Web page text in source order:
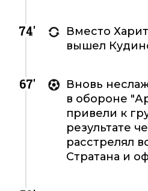
74'
Вместо
вышел
67'
Вновь
в обороне
привели к
результате
расстрелял
Стратана и